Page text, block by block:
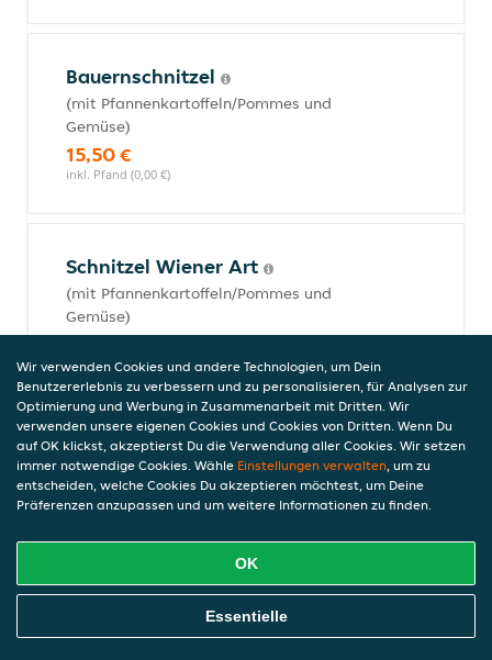
Bauernschnitzel
(mit Pfannenkartoffeln/Pommes und
Gemüse)
15,50 €
inkl. Pfand (0,00 €)
Schnitzel Wiener Art
(mit Pfannenkartoffeln/Pommes und
Gemüse)
inkl. Pfand (0,00 €)
Jäger Schnitzel
(mit Pfannenkartoffeln/Pommes und
Gemüse)
Fischgerichte
Online Essen Bestellen
Wir verwenden Cookies und andere Technologien, um Dein
Benutzererlebnis zu verbessern und zu personalisieren, für Analysen zur
Optimierung und Werbung in Zusammenarbeit mit Dritten. Wir
verwenden unsere eigenen Cookies und Cookies von Dritten. Wenn Du
auf OK klickst, akzeptierst Du die Verwendung aller Cookies. Wir setzen
immer notwendige Cookies. Wähle Einstellungen verwalten, um zu
entscheiden, welche Cookies Du akzeptieren möchtest, um Deine
Präferenzen anzupassen und um weitere Informationen zu finden.
OK
Essentielle